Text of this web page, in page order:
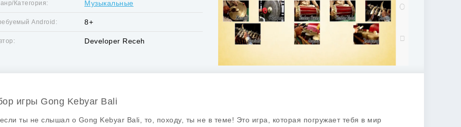
Категория: Музыкальные
Android: 8+
Developer Receh
игры Gong Kebyar Bali
ты не слышал о Gong Kebyar Bali, то, походу, ты не в теме! Это игра, которая погружает тебя в мир